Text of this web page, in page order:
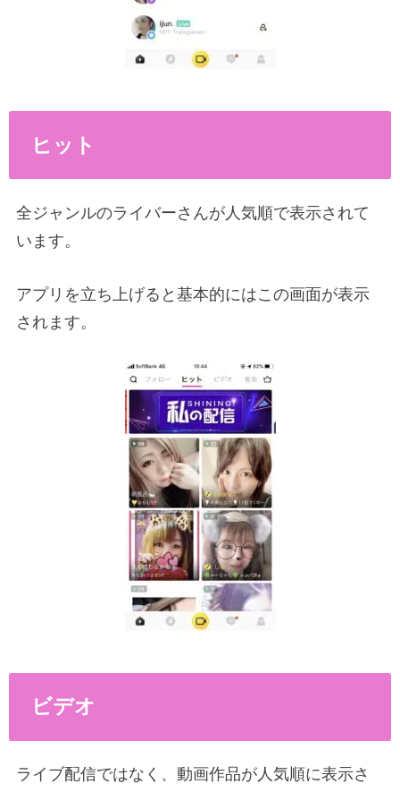
ヒット
全ジャンルのライバーさんが人気順で表示されて
います。
アプリを立ち上げると基本的にはこの画面が表示
されます。
ビデオ
ライブ配信ではなく、動画作品が人気順に表示さ